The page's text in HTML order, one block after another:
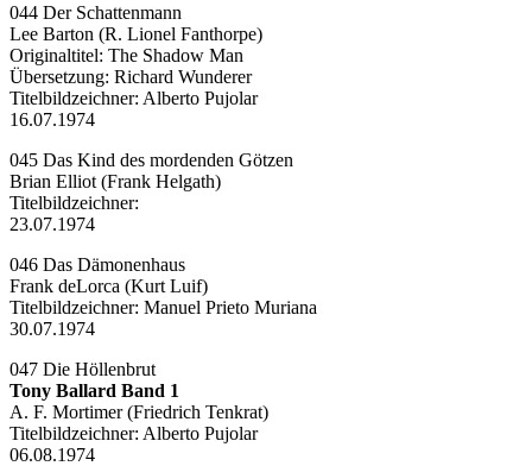
044 Der Schattenmann
Lee Barton (R. Lionel Fanthorpe)
Originaltitel: The Shadow Man
Übersetzung: Richard Wunderer
Titelbildzeichner: Alberto Pujolar
16.07.1974
045 Das Kind des mordenden Götzen
Brian Elliot (Frank Helgath)
Titelbildzeichner:
23.07.1974
046 Das Dämonenhaus
Frank deLorca (Kurt Luif)
Titelbildzeichner: Manuel Prieto Muriana
30.07.1974
047 Die Höllenbrut
Tony Ballard Band 1
A. F. Mortimer (Friedrich Tenkrat)
Titelbildzeichner: Alberto Pujolar
06.08.1974